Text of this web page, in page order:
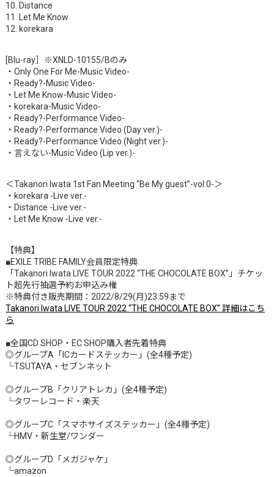
10. Distance
11. Let Me Know
12. korekara
[Blu-ray］※XNLD-10155/Bのみ
・Only One For Me-Music Video-
・Ready?-Music Video-
・Let Me Know-Music Video-
・korekara-Music Video-
・Ready?-Performance Video-
・Ready?-Performance Video (Day ver.)-
・Ready?-Performance Video (Night ver.)-
・言えない-Music Video (Lip ver.)-
＜Takanori Iwata 1st Fan Meeting “Be My guest”-vol.0-＞
・korekara -Live ver.-
・Distance -Live ver.-
・Let Me Know -Live ver.-
【特典】
■EXILE TRIBE FAMILY会員限定特典
「Takanori Iwata LIVE TOUR 2022 “THE CHOCOLATE BOX”」チケッ
ト超先行抽選予約お申込み権
※特典付き販売期間：2022/8/29(月)23:59まで
Takanori Iwata LIVE TOUR 2022 “THE CHOCOLATE BOX” 詳細はこち
ら
■全国CD SHOP・EC SHOP購入者先着特典
◎グループA「ICカードステッカー」(全4種予定)
└TSUTAYA・セブンネット
◎グループB「クリアトレカ」(全4種予定)
└タワーレコード・楽天
◎グループC「スマホサイズステッカー」(全4種予定)
└HMV・新生堂/ワンダー
◎グループD「メガジャケ」
└amazon